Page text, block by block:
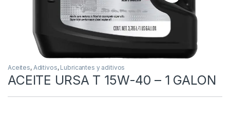
Aceites, Aditivos, Lubricantes y aditivos
ACEITE URSA T 15W-40 – 1 GALON